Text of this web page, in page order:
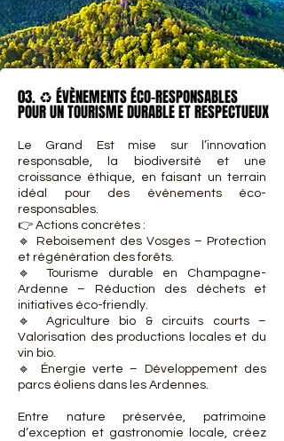
03. ♻️ ÉVÈNEMENTS ÉCO-RESPONSABLES
POUR UN TOURISME DURABLE ET RESPECTUEUX
03. ♻️ ÉVÈNEMENTS ÉCO-RESPONSABLES
POUR UN TOURISME DURABLE ET RESPECTUEUX
Le Grand Est mise sur l’innovation
responsable, la biodiversité et une
croissance éthique, en faisant un terrain
idéal pour des événements éco-
responsables.
👉 Actions concrètes :
🔹 Reboisement des Vosges – Protection
et régénération des forêts.
🔹 Tourisme durable en Champagne-
Ardenne – Réduction des déchets et
initiatives éco-friendly.
🔹 Agriculture bio & circuits courts –
Valorisation des productions locales et du
vin bio.
🔹 Énergie verte – Développement des
parcs éoliens dans les Ardennes.
Entre nature préservée, patrimoine
d’exception et gastronomie locale, créez